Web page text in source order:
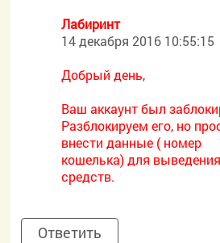
Лабиринт
14 декабря 2016 10:55:15
Добрый день,
Ваш аккаунт был
Разблокируем его, но
внести данные ( номер
кошелька) для выведения
средств.
Ответить